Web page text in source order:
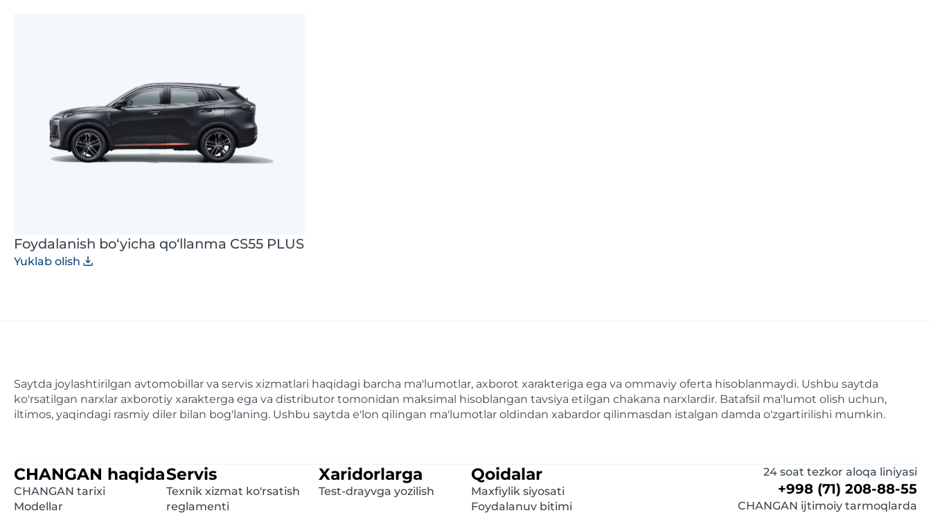
Foydalanish bo‘yicha qo‘llanma CS55 PLUS
Yuklab olish
Saytda joylashtirilgan avtomobillar va servis xizmatlari haqidagi barcha ma'lumotlar, axborot xarakteriga ega va ommaviy oferta hisoblanmaydi. Ushbu saytda
ko'rsatilgan narxlar axborotiy xarakterga ega va distributor tomonidan maksimal hisoblangan tavsiya etilgan chakana narxlardir. Batafsil ma'lumot olish uchun,
iltimos, yaqindagi rasmiy diler bilan bog'laning. Ushbu saytda e'lon qilingan ma'lumotlar oldindan xabardor qilinmasdan istalgan damda o'zgartirilishi mumkin.
CHANGAN haqida
CHANGAN tarixi
Modellar
Servis
Texnik xizmat ko'rsatish
reglamenti
Xaridorlarga
Test-drayvga yozilish
Qoidalar
Maxfiylik siyosati
Foydalanuv bitimi
24 soat tezkor aloqa liniyasi
+998 (71) 208-88-55
CHANGAN ijtimoiy tarmoqlarda